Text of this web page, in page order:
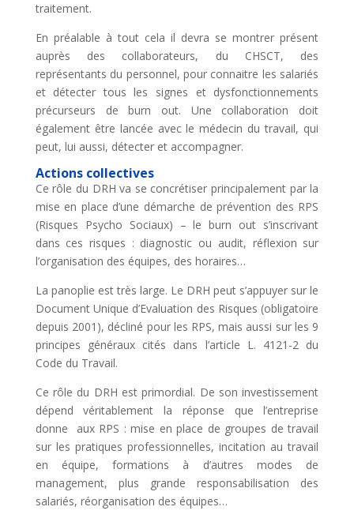
traitement.
En préalable à tout cela il devra se montrer présent
auprès des collaborateurs, du CHSCT, des
représentants du personnel, pour connaitre les salariés
et détecter tous les signes et dysfonctionnements
précurseurs de burn out. Une collaboration doit
également être lancée avec le médecin du travail, qui
peut, lui aussi, détecter et accompagner.
Actions collectives
Ce rôle du DRH va se concrétiser principalement par la
mise en place d’une démarche de prévention des RPS
(Risques Psycho Sociaux) – le burn out s’inscrivant
dans ces risques : diagnostic ou audit, réflexion sur
l’organisation des équipes, des horaires…
La panoplie est très large. Le DRH peut s’appuyer sur le
Document Unique d’Evaluation des Risques (obligatoire
depuis 2001), décliné pour les RPS, mais aussi sur les 9
principes généraux cités dans l’article L. 4121-2 du
Code du Travail.
Ce rôle du DRH est primordial. De son investissement
dépend véritablement la réponse que l’entreprise
donne aux RPS : mise en place de groupes de travail
sur les pratiques professionnelles, incitation au travail
en équipe, formations à d’autres modes de
management, plus grande responsabilisation des
salariés, réorganisation des équipes…